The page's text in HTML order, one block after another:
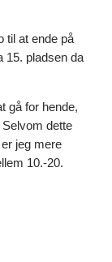
til at ende på
15. pladsen da
gå for hende,
dette
jeg mere
10.-20.